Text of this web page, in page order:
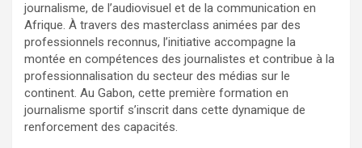
journalisme, de l’audiovisuel et de la communication en
Afrique. À travers des masterclass animées par des
professionnels reconnus, l’initiative accompagne la
montée en compétences des journalistes et contribue à la
professionnalisation du secteur des médias sur le
continent. Au Gabon, cette première formation en
journalisme sportif s’inscrit dans cette dynamique de
renforcement des capacités.